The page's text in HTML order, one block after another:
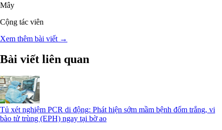
Mây
Cộng tác viên
Xem thêm bài viết →
Bài viết liên quan
Tủ xét nghiệm PCR di động: Phát hiện sớm mầm bệnh đốm trắng, vi
bào tử trùng (EPH) ngay tại bờ ao